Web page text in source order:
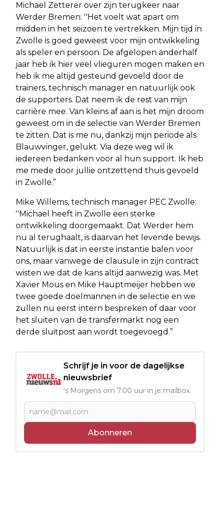
Michael Zetterer over zijn terugkeer naar
Werder Bremen: ''Het voelt wat apart om
midden in het seizoen te vertrekken. Mijn tijd in
Zwolle is goed geweest voor mijn ontwikkeling
als speler en persoon. De afgelopen anderhalf
jaar heb ik hier veel vlieguren mogen maken en
heb ik me altijd gesteund gevoeld door de
trainers, technisch manager en natuurlijk ook
de supporters. Dat neem ik de rest van mijn
carrière mee. Van kleins af aan is het mijn droom
geweest om in de selectie van Werder Bremen
te zitten. Dat is me nu, dankzij mijn periode als
Blauwvinger, gelukt. Via deze weg wil ik
iedereen bedanken voor al hun support. Ik heb
me mede door jullie ontzettend thuis gevoeld
in Zwolle.”
Mike Willems, technisch manager PEC Zwolle:
''Michael heeft in Zwolle een sterke
ontwikkeling doorgemaakt. Dat Werder hem
nu al terughaalt, is daarvan het levende bewijs.
Natuurlijk is dat in eerste instantie balen voor
ons, maar vanwege de clausule in zijn contract
wisten we dat de kans altijd aanwezig was. Met
Xavier Mous en Mike Hauptmeijer hebben we
twee goede doelmannen in de selectie en we
zullen nu eerst intern bespreken of daar voor
het sluiten van de transfermarkt nog een
derde sluitpost aan wordt toegevoegd.”
Schrijf je in voor de dagelijkse
nieuwsbrief
's Morgens om 7.00 uur in je mailbox.
Abonneren